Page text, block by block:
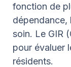
fonction de
soin. Le GIR
pour évaluer
résidents.